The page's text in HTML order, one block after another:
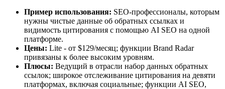
Пример использования: SEO-профессионалы, которым
нужны чистые данные об обратных ссылках и
видимость цитирования с помощью AI SEO на одной
платформе.
Цены: Lite - от $129/месяц; функции Brand Radar
привязаны к более высоким уровням.
Плюсы: Ведущий в отрасли набор данных обратных
ссылок; широкое отслеживание цитирования на девяти
платформах, включая социальные; функции AI SEO,